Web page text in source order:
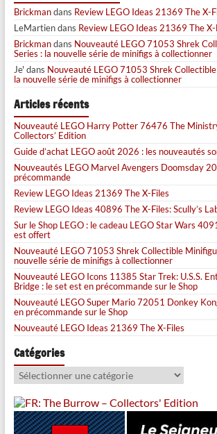
Brickmandans Review LEGO Ideas 21369 The X-
LeMartiendans Review LEGO Ideas 21369 The X-
Brickmandans Nouveauté LEGO 71053 Shrek
Series : la nouvelle série de minifigs à collectionner
Je' dans Nouveauté LEGO 71053 Shrek
la nouvelle série de minifigs à collectionner
Articles récents
Nouveauté LEGO Harry Potter 76476 The
Collectors’ Edition
Guide d’achat LEGO août 2026 : les nouveautés
Nouveautés LEGO Marvel Avengers Doomsday
précommande
Review LEGO Ideas 21369 The X-Files
Review LEGO Ideas 40896 The X-Files: Scully’s
Sur le Shop LEGO : le cadeau LEGO Star Wars
est offert
Nouveauté LEGO 71053 Shrek Collectible
nouvelle série de minifigs à collectionner
Nouveauté LEGO Icons 11385 Star Trek: U.S.S.
Bridge : le set est en précommande sur le Shop
Nouveauté LEGO Super Mario 72051 Donkey
en précommande sur le Shop
Nouveauté LEGO Ideas 21369 The X-Files
Catégories
Catégories